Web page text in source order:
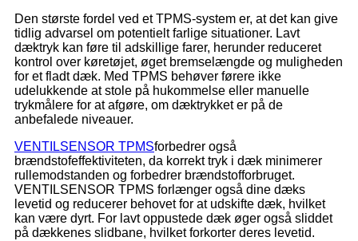
Den største fordel ved et TPMS-system er, at det kan give
tidlig advarsel om potentielt farlige situationer. Lavt
dæktryk kan føre til adskillige farer, herunder reduceret
kontrol over køretøjet, øget bremselængde og muligheden
for et fladt dæk. Med TPMS behøver førere ikke
udelukkende at stole på hukommelse eller manuelle
trykmålere for at afgøre, om dæktrykket er på de
anbefalede niveauer.
VENTILSENSOR TPMSforbedrer også
brændstofeffektiviteten, da korrekt tryk i dæk minimerer
rullemodstanden og forbedrer brændstofforbruget.
VENTILSENSOR TPMS forlænger også dine dæks
levetid og reducerer behovet for at udskifte dæk, hvilket
kan være dyrt. For lavt oppustede dæk øger også sliddet
på dækkenes slidbane, hvilket forkorter deres levetid.